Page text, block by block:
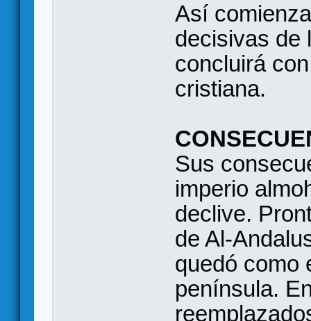
Así
decisivas de
concluirá
cristiana.
Sus
imperio
declive.
de Al-
quedó como
península.